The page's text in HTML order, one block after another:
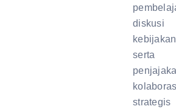
diskusi
serta
strategis